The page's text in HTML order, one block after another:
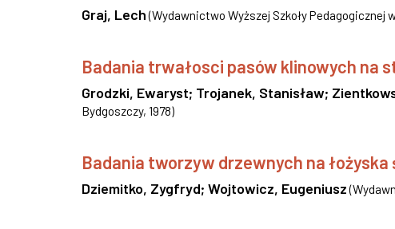
Graj, Lech (Wydawnictwo Wyższej Szkoły Pedagogicznej
Badania trwałosci pasów klinowych na
Grodzki, Ewaryst; Trojanek, Stanisław;
Bydgoszczy, 1978)
Badania tworzyw drzewnych na łożyska
Dziemitko, Zygfryd; Wojtowicz, Eugeniusz (